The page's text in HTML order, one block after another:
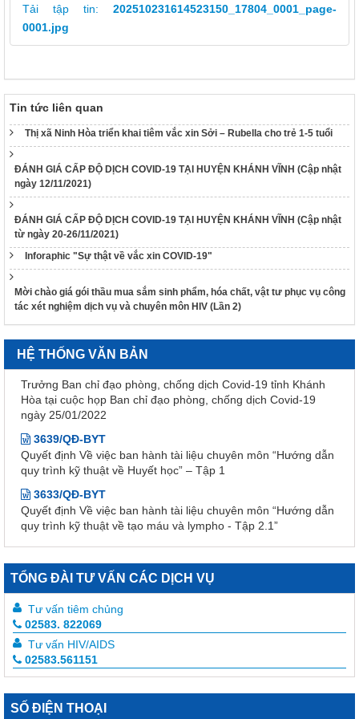
Tải tập tin: 202510231614523150_17804_0001_page-
0001.jpg
Tin tức liên quan
Thị xã Ninh Hòa triển khai tiêm vắc xin Sởi – Rubella cho trẻ 1-5 tuổi
ĐÁNH GIÁ CẤP ĐỘ DỊCH COVID-19 TẠI HUYỆN KHÁNH VĨNH (Cập nhật
ngày 12/11/2021)
ĐÁNH GIÁ CẤP ĐỘ DỊCH COVID-19 TẠI HUYỆN KHÁNH VĨNH (Cập nhật
từ ngày 20-26/11/2021)
Inforaphic "Sự thật về vắc xin COVID-19"
Mời chào giá gói thầu mua sắm sinh phẩm, hóa chất, vật tư phục vụ công
tác xét nghiệm dịch vụ và chuyên môn HIV (Lần 2)
HỆ THỐNG VĂN BẢN
189/2025/NĐ-CP
Nghị định Quy định chi tiết Luật Xử lý vi phạm hành chính về
thẩm quyền xử phạt vi phạm hành chính
V/v định hướng công tác tuyên truyền, đấu tranh phản bác về
nhân quyền tháng 01/2026
1265/HD-BCĐ
HƯỚNG DẪN QUẢN LÝ NGƯỜI MẮC COVID-19 TẠI NHÀ
38/TB-UBND
Kết luận của UBND tỉnh Nguyễn Tấn Tuân kiêm Trưởng Ban
25/01/2022
48/TB-UBND
Kết luận của Phó Chủ tịch UBND tỉnh Đinh Văn Thiệu kiêm
Khánh Hòa tại cuộc họp Ban Chỉ đạo phòng, chống dịch
Covid-19 ngày 11/02/2022
Kết luận của Chủ tịch UBND tỉnh Nguyễn Tấn Tuân kiêm
Trưởng Ban chỉ đạo phòng, chống dịch Covid-19 tỉnh Khánh
Hòa tại cuộc họp Ban chỉ đạo phòng, chống dịch Covid-19
ngày 25/01/2022
3639/QĐ-BYT
Quyết định Về việc ban hành tài liệu chuyên môn “Hướng dẫn
quy trình kỹ thuật về Huyết học” – Tập 1
3633/QĐ-BYT
Quyết định Về việc ban hành tài liệu chuyên môn “Hướng dẫn
quy trình kỹ thuật về tạo máu và lympho - Tập 2.1”
3632/QĐ-BYT
Quyết định Về việc ban hành tài liệu chuyên môn “Hướng dẫn
quy trình kỹ thuật về tạo máu và lympho - Tập 1.1”
3634/QĐ-BYT
Quyết định Về việc ban hành tài liệu chuyên môn “Hướng dẫn
quy trình kỹ thuật về Răng Hàm Mặt – Tập 1”
3247 /QĐ-BYT
Quyết định Về việc ban hành tài liệu chuyên môn “Hướng dẫn
quy trình kỹ thuật về Huyết học”
914/QĐ-SYT
Quyết định Về việc điều chỉnh một số nội dung của Quyết định
TỔNG ĐÀI TƯ VẤN CÁC DỊCH VỤ
Tư vấn tiêm chủng
02583. 822069
Tư vấn HIV/AIDS
02583.561151
SỐ ĐIỆN THOẠI